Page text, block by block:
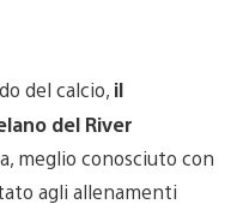
del calcio, il
del River
meglio conosciuto con
agli allenamenti